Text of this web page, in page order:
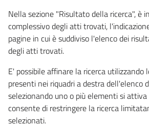
Nella sezione "Risultato della ricerca", è
complessivo degli atti trovati,
pagine in cui è suddiviso l'elenco dei
degli atti trovati.
E' possibile affinare la ricerca utilizzando
presenti nei riquadri a destra dell'elenco
selezionando uno o più elementi si
consente di restringere la ricerca
selezionati.